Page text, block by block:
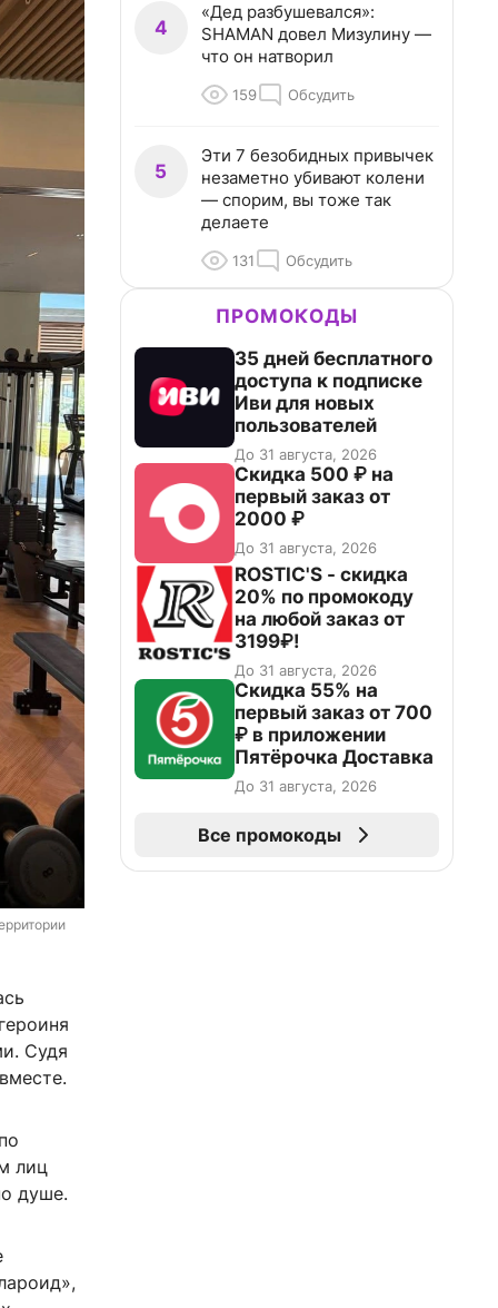
Судя
лиц
душе.
4
«Дед разбушевался»:
SHAMAN довел Мизулину —
что он натворил
159 Обсудить
5
Эти 7 безобидных привычек
незаметно убивают колени
— спорим, вы тоже так
делаете
131 Обсудить
ПРОМОКОДЫ
35 дней бесплатного
доступа к подписке
Иви для новых
пользователей
До 31 августа, 2026
Скидка 500 ₽ на
первый заказ от
2000 ₽
До 31 августа, 2026
ROSTIC'S - скидка
20% по промокоду
на любой заказ от
3199₽!
До 31 августа, 2026
Скидка 55% на
первый заказ от 700
₽ в приложении
Пятёрочка Доставка
До 31 августа, 2026
Все промокоды